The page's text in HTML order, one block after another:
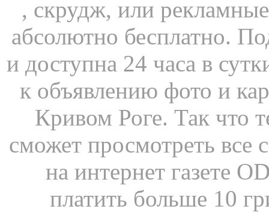
, скрудж, или
абсолютно бесплатно.
и доступна 24 часа в
к объявлению фото и
Кривом Роге. Так что
сможет просмотреть все
на интернет газете
платить больше 10